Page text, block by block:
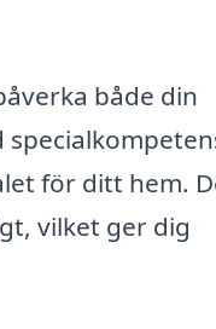
både din
för ditt hem.
vilket ger dig